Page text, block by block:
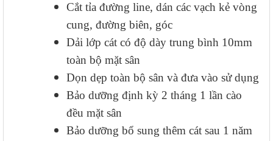
Cắt tỉa đường line, dán các vạch kẻ vòng
cung, đường biên, góc
Dải lớp cát có độ dày trung bình 10mm
toàn bộ mặt sân
Dọn dẹp toàn bộ sân và đưa vào sử dụng
Bảo dưỡng định kỳ 2 tháng 1 lần cào
đều mặt sân
Bảo dưỡng bổ sung thêm cát sau 1 năm